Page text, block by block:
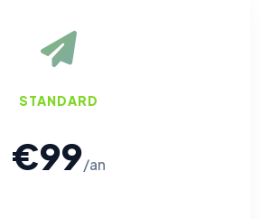
STANDARD
€99/an